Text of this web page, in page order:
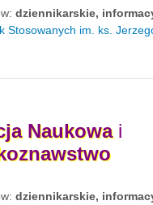
dziennikarskie,
Stosowanych im. ks.
Naukowai
dziennikarskie,